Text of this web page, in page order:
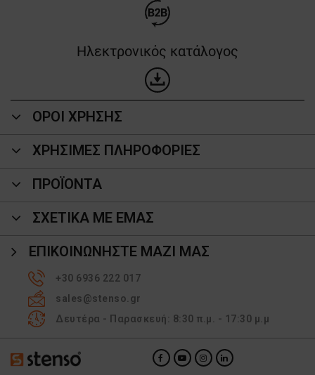
Ηλεκτρονικός κατάλογος
ΟΡΟΙ ΧΡΗΣΗΣ
ΧΡΗΣΙΜΕΣ ΠΛΗΡΟΦΟΡΙΕΣ
ΠΡΟΪΌΝΤΑ
ΣΧΕΤΙΚΑ ΜΕ ΕΜΑΣ
ΕΠΙΚΟΙΝΩΝΉΣΤΕ ΜΑΖΊ ΜΑΣ
+30 6936 222 017
sales@stenso.gr
Δευτέρα - Παρασκευή: 8:30 π.μ. - 17:30 μ.μ